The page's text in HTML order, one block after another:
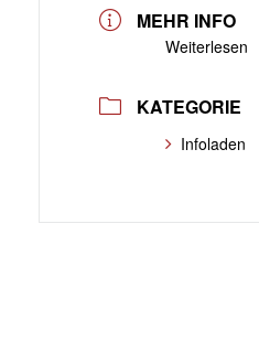
MEHR INFO
Weiterlesen
KATEGORIE
Infoladen